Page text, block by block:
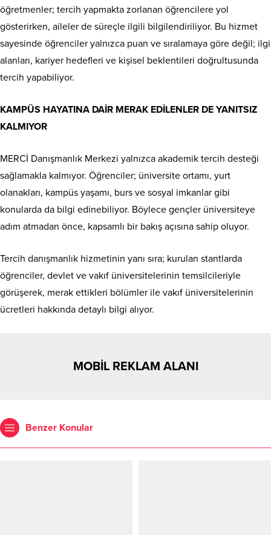
öğretmenler; tercih yapmakta zorlanan öğrencilere yol
gösterirken, aileler de süreçle ilgili bilgilendiriliyor. Bu hizmet
sayesinde öğrenciler yalnızca puan ve sıralamaya göre değil; ilgi
alanları, kariyer hedefleri ve kişisel beklentileri doğrultusunda
tercih yapabiliyor.
KAMPÜS HAYATINA DAİR MERAK EDİLENLER DE YANITSIZ
KALMIYOR
MERCİ Danışmanlık Merkezi yalnızca akademik tercih desteği
sağlamakla kalmıyor. Öğrenciler; üniversite ortamı, yurt
olanakları, kampüs yaşamı, burs ve sosyal imkanlar gibi
konularda da bilgi edinebiliyor. Böylece gençler üniversiteye
adım atmadan önce, kapsamlı bir bakış açısına sahip oluyor.
Tercih danışmanlık hizmetinin yanı sıra; kurulan stantlarda
öğrenciler, devlet ve vakıf üniversitelerinin temsilcileriyle
görüşerek, merak ettikleri bölümler ile vakıf üniversitelerinin
ücretleri hakkında detaylı bilgi alıyor.
MOBİL REKLAM ALANI
Benzer Konular